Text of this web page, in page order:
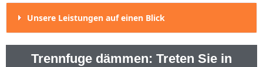
Unsere Leistungen auf einen Blick
Trennfuge dämmen: Treten Sie in